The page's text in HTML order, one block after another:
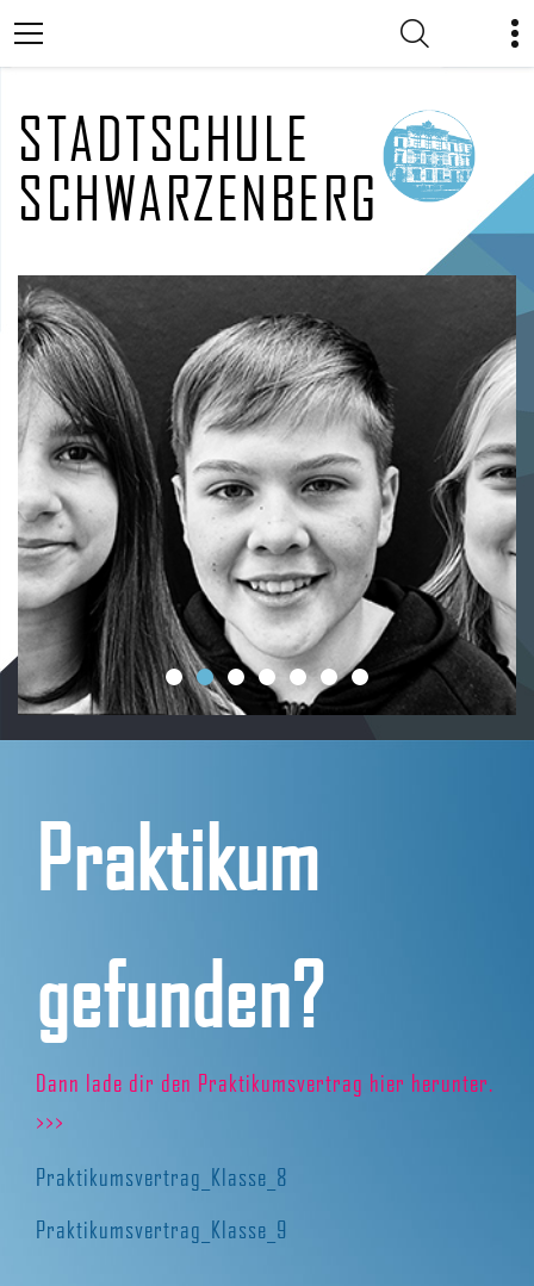
STADTSCHULE
SCHWARZENBERG
Praktikum
gefunden?
Dann lade dir den Praktikumsvertrag hier herunter.
>>>
Praktikumsvertrag_Klasse_8
Praktikumsvertrag_Klasse_9